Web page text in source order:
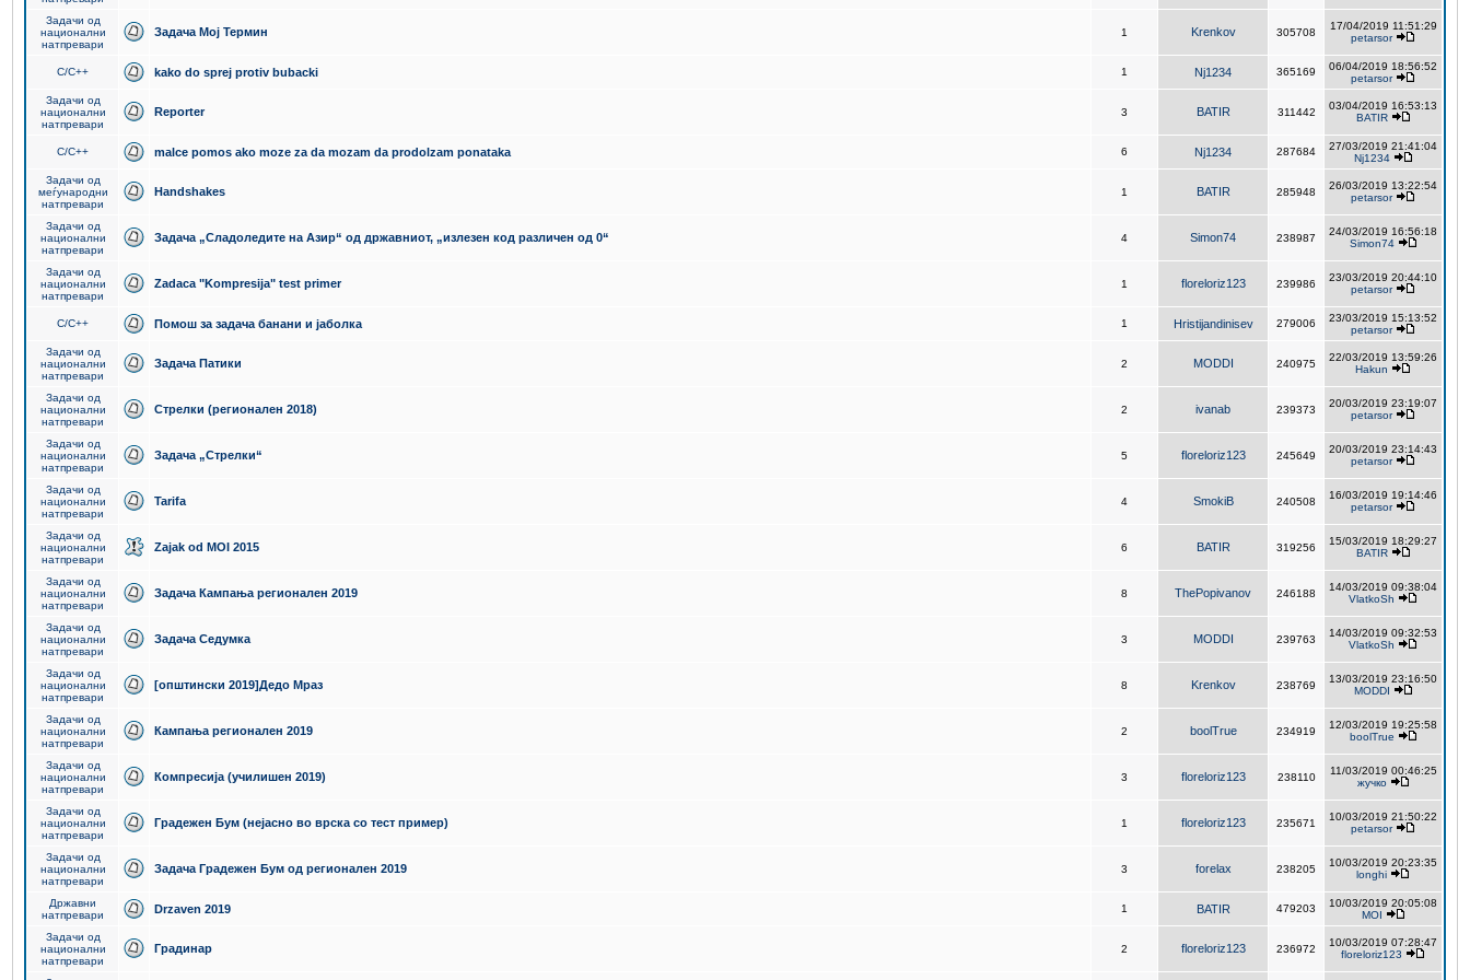
Задачи од
национални
натпревари
Задача Мој Термин 1 Krenkov 305708
17/04/2019 11:51:29
petarsor
C/C++ kako do sprej protiv bubacki 1 Nj1234 365169
06/04/2019 18:56:52
petarsor
Задачи од
национални
натпревари
Reporter 3 BATIR 311442
03/04/2019 16:53:13
BATIR
C/C++ malce pomos ako moze za da mozam da prodolzam ponataka 6 Nj1234 287684
27/03/2019 21:41:04
Nj1234
Задачи од
меѓународни
натпревари
Handshakes 1 BATIR 285948
26/03/2019 13:22:54
petarsor
Задачи од
национални
натпревари
Задача „Сладоледите на Азир“ од државниот, „излезен код различен од 0“ 4 Simon74 238987
24/03/2019 16:56:18
Simon74
Задачи од
национални
натпревари
Zadaca "Kompresija" test primer 1 floreloriz123 239986
23/03/2019 20:44:10
petarsor
C/C++ Помош за задача банани и јаболка 1 Hristijandinisev 279006
23/03/2019 15:13:52
petarsor
Задачи од
национални
натпревари
Задача Патики 2 MODDI 240975
22/03/2019 13:59:26
Hakun
Задачи од
национални
натпревари
Стрелки (регионален 2018) 2 ivanab 239373
20/03/2019 23:19:07
petarsor
Задачи од
национални
натпревари
Задача „Стрелки“ 5 floreloriz123 245649
20/03/2019 23:14:43
petarsor
Задачи од
национални
натпревари
Tarifa 4 SmokiB 240508
16/03/2019 19:14:46
petarsor
Задачи од
национални
натпревари
Zajak od MOI 2015 6 BATIR 319256
15/03/2019 18:29:27
BATIR
Задачи од
национални
натпревари
Задача Кампања регионален 2019 8 ThePopivanov 246188
14/03/2019 09:38:04
VlatkoSh
Задачи од
национални
натпревари
Задача Седумка 3 MODDI 239763
14/03/2019 09:32:53
VlatkoSh
Задачи од
национални
натпревари
[општински 2019]Дедо Мраз 8 Krenkov 238769
13/03/2019 23:16:50
MODDI
Задачи од
национални
натпревари
Кампања регионален 2019 2 boolTrue 234919
12/03/2019 19:25:58
boolTrue
Задачи од
национални
натпревари
Компресија (училишен 2019) 3 floreloriz123 238110
11/03/2019 00:46:25
жучко
Задачи од
национални
натпревари
Градежен Бум (нејасно во врска со тест пример) 1 floreloriz123 235671
10/03/2019 21:50:22
petarsor
Задачи од
национални
натпревари
Задача Градежен Бум од регионален 2019 3 forelax 238205
10/03/2019 20:23:35
longhi
Државни
натпревари
Drzaven 2019 1 BATIR 479203
10/03/2019 20:05:08
MOI
Задачи од
национални
натпревари
Градинар 2 floreloriz123 236972
10/03/2019 07:28:47
floreloriz123